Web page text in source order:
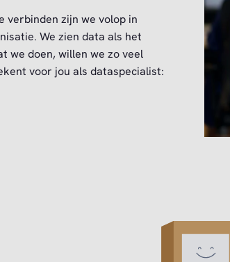
verbinden zijn we volop in
We zien data als het
we doen, willen we zo veel
voor jou als dataspecialist: